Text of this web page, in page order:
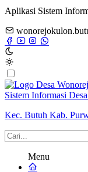
Aplikasi Sistem
Sistem Informasi
Kec. Butuh Kab.
Menu